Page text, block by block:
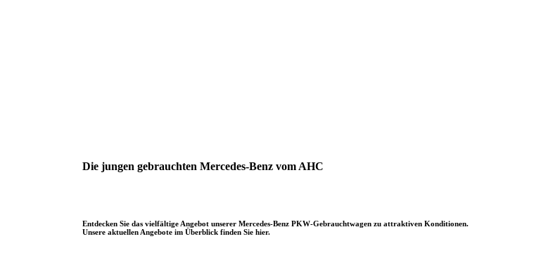
Die jungen gebrauchten Mercedes-Benz vom AHC
Entdecken Sie das vielfältige Angebot unserer Mercedes-Benz PKW-Gebrauchtwagen zu attraktiven Konditionen.
Unsere aktuellen Angebote im Überblick finden Sie hier.